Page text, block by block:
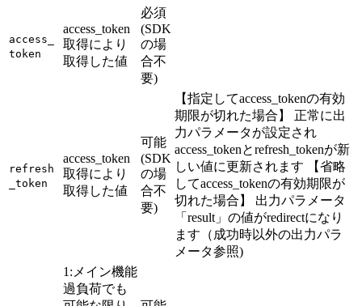
access_
token
access_token
取得により
取得した値
必須
(SDK
の場
合不
要)
refresh
_token
access_token
取得により
取得した値
可能
(SDK
の場
合不
要)
【指定してaccess_tokenの有効
期限が切れた場合】 正常に出
力パラメータが設定され
access_tokenとrefresh_tokenが新
しい値に更新されます 【省略
してaccess_tokenの有効期限が
切れた場合】 出力パラメータ
「result」の値がredirectになり
ます（成功時以外の出力パラ
メータ参照)
1:メイン機能
過負荷でも